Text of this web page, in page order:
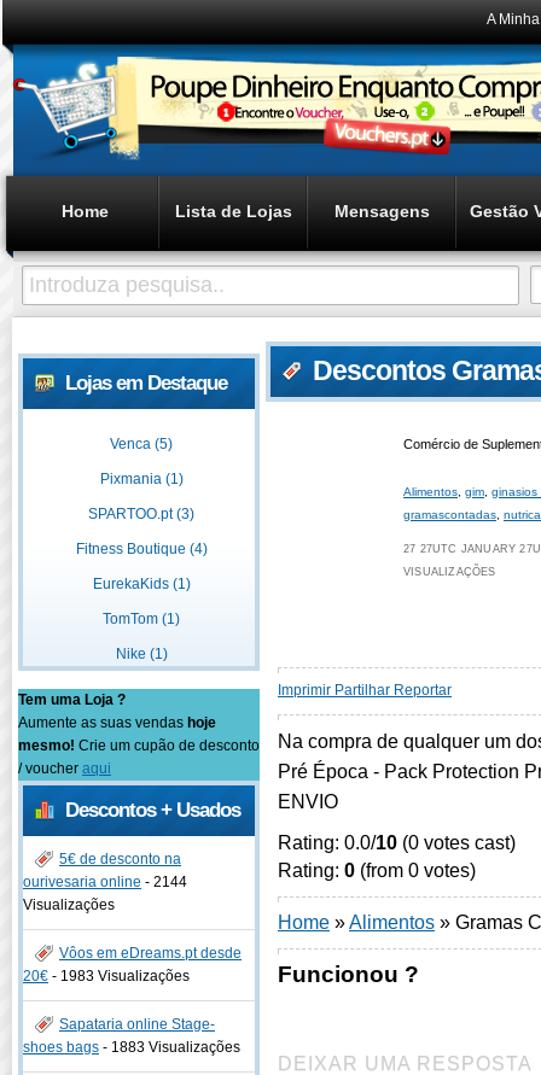
A
Home Lista de Lojas Mensagens Gestão
Lojas em Destaque
Venca (5)
Pixmania (1)
SPARTOO.pt (3)
Fitness Boutique (4)
EurekaKids (1)
TomTom (1)
Nike (1)
Tem uma Loja ?
Aumente as suas vendas hoje
mesmo! Crie um cupão de desconto
/ voucher aqui
Descontos + Usados
5€ de desconto na
ourivesaria online - 2144
Visualizações
Vôos em eDreams.pt desde
20€ - 1983 Visualizações
Sapataria online Stage-
shoes bags - 1883 Visualizações
Descontos
Comércio de
Alimentos gim ginasios
gramascontadas
27 27UTC JANUARY
VISUALIZAÇÕES
Imprimir Partilhar Reportar
Na compra de qualquer um
Pré Época - Pack Protection
ENVIO
Rating: 0.0/10 (0 votes cast)
Rating: 0 (from 0 votes)
Home »Alimentos » Gramas
Funcionou ?
DEIXAR UMA RESPOSTA